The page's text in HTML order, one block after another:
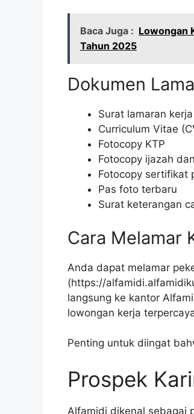
Baca Juga : Lowongan
Tahun 2025
Dokumen
Surat lamaran kerja
Curriculum Vitae
Fotocopy KTP
Fotocopy ijazah
Fotocopy sertifikat
Pas foto terbaru
Surat keterangan
Cara Melamar
Anda dapat melamar
(https://
langsung ke kantor
lowongan kerja
Penting untuk diingat
Prospek
Alfamidi dikenal sebagai